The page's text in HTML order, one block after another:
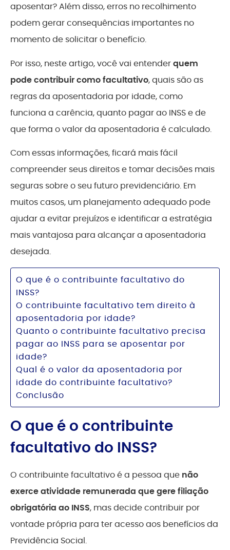
aposentar? Além disso, erros no recolhimento
podem gerar consequências importantes no
momento de solicitar o benefício.
Por isso, neste artigo, você vai entenderquem
pode contribuir como facultativo, quais são as
regras da aposentadoria por idade, como
funciona a carência, quanto pagar ao INSS e de
que forma o valor da aposentadoria é calculado.
Com essas informações, ficará mais fácil
compreender seus direitos e tomar decisões mais
seguras sobre o seu futuro previdenciário. Em
muitos casos, um planejamento adequado pode
ajudar a evitar prejuízos e identificar a estratégia
mais vantajosa para alcançar a aposentadoria
desejada.
O que é o contribuinte facultativo do
INSS?
O contribuinte facultativo tem direito à
aposentadoria por idade?
Quanto o contribuinte facultativo precisa
pagar ao INSS para se aposentar por
idade?
Qual é o valor da aposentadoria por
idade do contribuinte facultativo?
Conclusão
O que é o contribuinte
facultativo do INSS?
O contribuinte facultativo é a pessoa que não
exerce atividade remunerada que gere filiação
obrigatória ao INSS, mas decide contribuir por
vontade própria para ter acesso aos benefícios da
Previdência Social.